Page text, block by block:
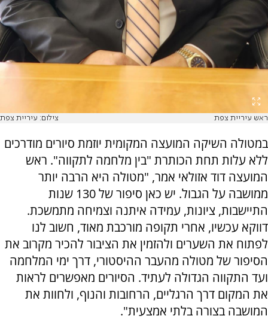
ראש עיריית צפת צילום: עיריית צפת
במטולה השיקה המועצה המקומית יוזמת סיורים מודרכים
ללא עלות תחת הכותרת "בין מלחמה לתקווה". ראש
המועצה דוד אזולאי אמר, "מטולה היא הרבה יותר
ממושבה על הגבול. יש כאן סיפור של 130 שנות
התיישבות, ציונות, עמידה איתנה וצמיחה מתמשכת.
דווקא עכשיו, אחרי תקופה מורכבת מאוד, חשוב לנו
לפתוח את השערים ולהזמין את הציבור להכיר מקרוב את
הסיפור של מטולה מהעבר ההיסטורי, דרך ימי המלחמה
ועד התקווה הגדולה לעתיד. הסיורים מאפשרים לראות
את המקום דרך הרגליים, הרחובות והנוף, ולחוות את
המושבה בצורה בלתי אמצעית".